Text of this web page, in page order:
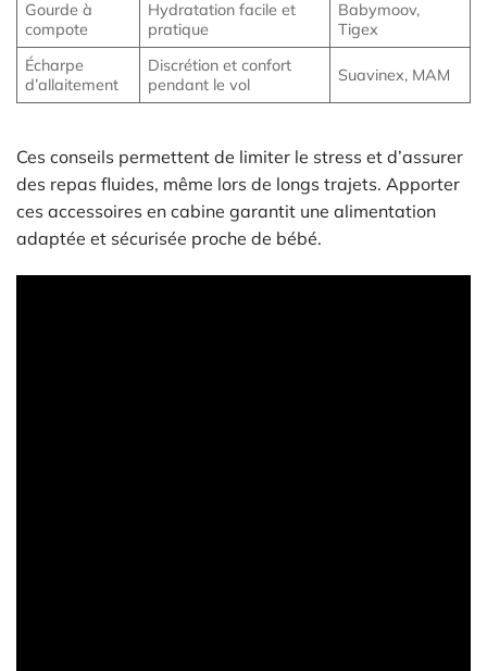
Gourde à
compote
Hydratation facile et
pratique
Babymoov,
Tigex
Écharpe
d’allaitement
Discrétion et confort
pendant le vol
Suavinex, MAM
Ces conseils permettent de limiter le stress et d’assurer
des repas fluides, même lors de longs trajets. Apporter
ces accessoires en cabine garantit une alimentation
adaptée et sécurisée proche de bébé.